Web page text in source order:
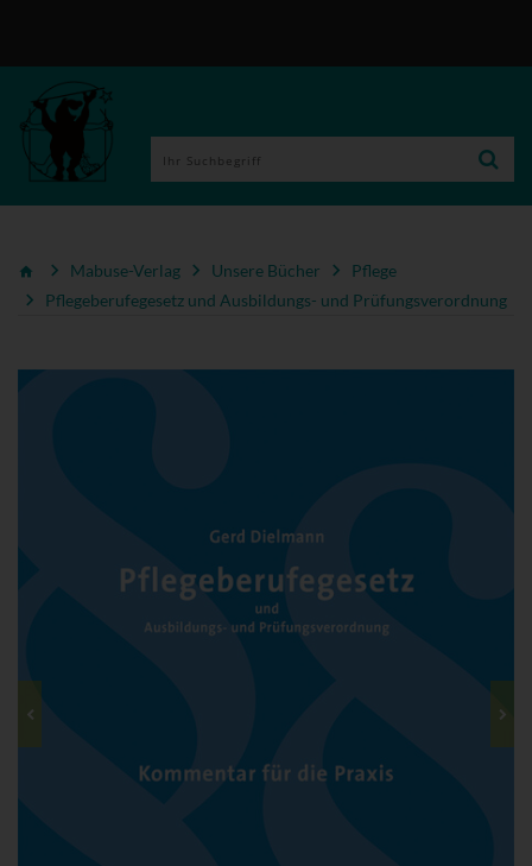
Mabuse-Verlag Unsere Bücher
Pflege
Pflegeberufegesetz und Ausbildungs- und Prüfungsverordnung